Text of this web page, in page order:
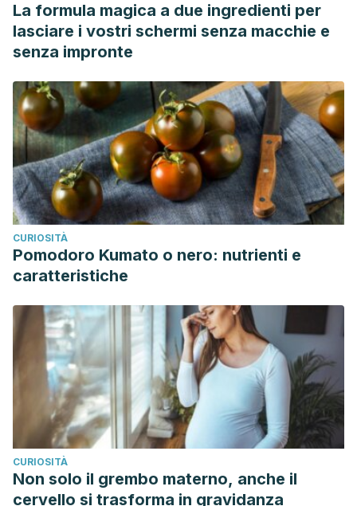
La formula magica a due ingredienti per
lasciare i vostri schermi senza macchie e
senza impronte
CURIOSITÀ
Pomodoro Kumato o nero: nutrienti e
caratteristiche
CURIOSITÀ
Non solo il grembo materno, anche il
cervello si trasforma in gravidanza